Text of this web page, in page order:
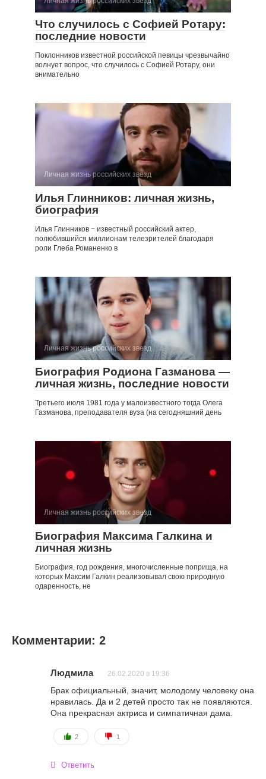
Что случилось с Софией Ротару:
последние новости
Поклонников известной российской певицы чрезвычайно
волнует вопрос, что случилось с Софией Ротару, они
внимательно
Личная жизнь российских звезд
Илья Глинников: личная жизнь,
биография
Илья Глинников − известный российский актер,
полюбившийся миллионам телезрителей благодаря
роли Глеба Романенко в
Личная жизнь российских звезд
Биография Родиона Газманова —
личная жизнь, последние новости
Третьего июля 1981 года у малоизвестного тогда Олега
Газманова, преподавателя вуза (на сегодняшний день
Личная жизнь российских звезд
Биография Максима Галкина и
личная жизнь
Биография, год рождения, многочисленные поприща, на
которых Максим Галкин реализовывал свою природную
одаренность, не
Комментарии: 2
Людмила 26.02.2020 в 19:36
Брак официальный, значит, молодому человеку она
нравилась. Да и 2 детей просто так не появляются.
Она прекрасная актриса и симпатичная дама.
2 1
Ответить